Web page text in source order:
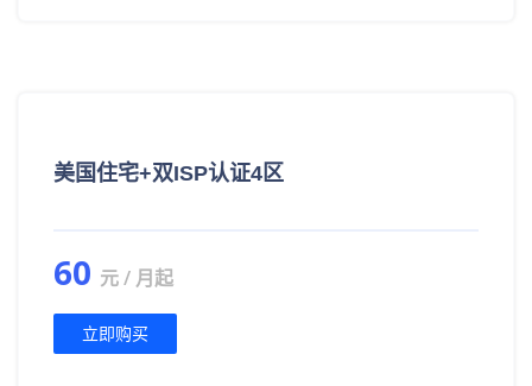
美国住宅+双ISP认证4区
60 元 / 月起
立即购买